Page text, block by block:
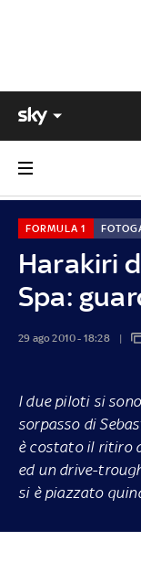
Harakiri
Spa:
FORMULA 1
29 ago 2010 - 18:28
I due piloti si
sorpasso di
è costato il ritiro
ed un drive-
si è piazzato